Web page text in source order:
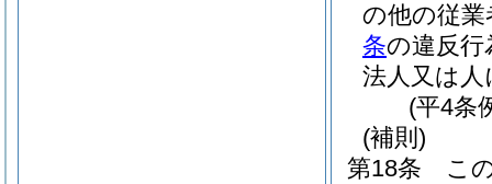
の他の従
条の違反
法人又は
(平4条
(補則)
第18条
こ